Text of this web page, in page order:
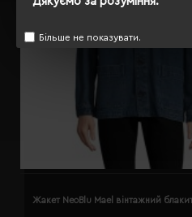
Більше не показувати.
Жакет NeoBlu Mael вінтажний